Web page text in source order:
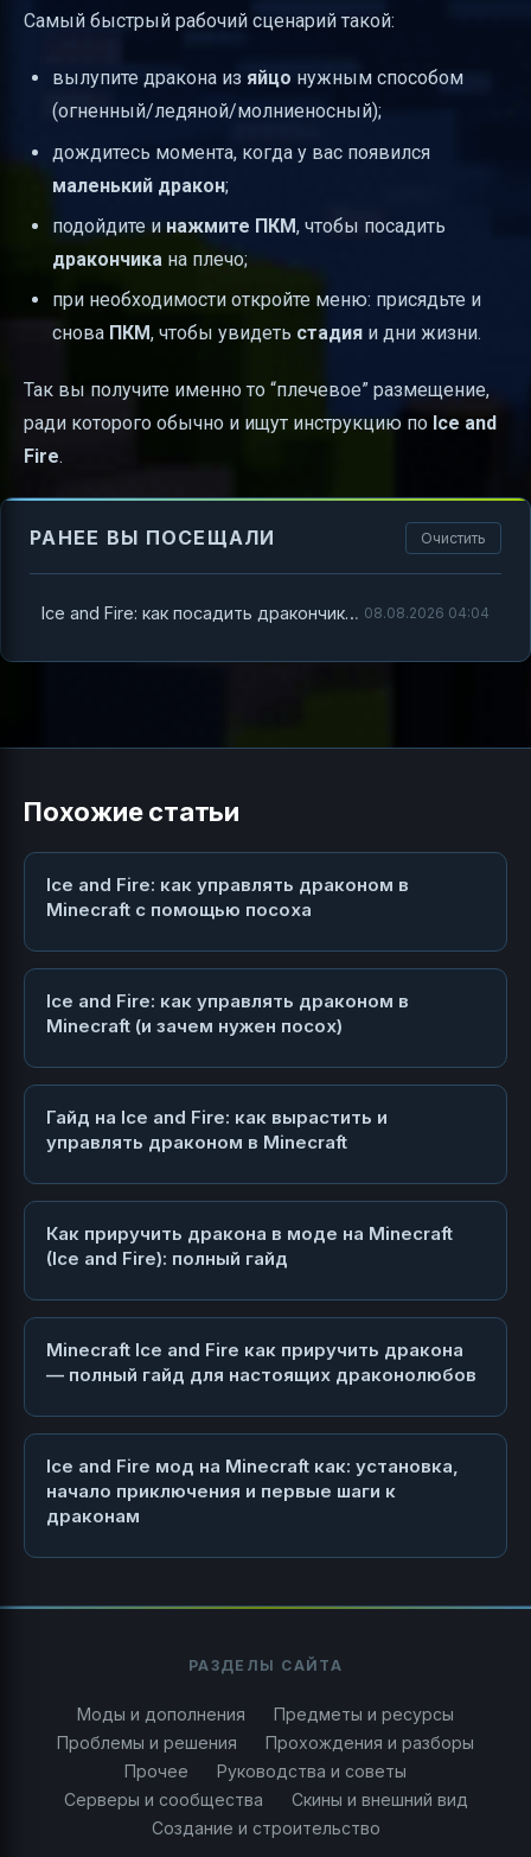
Самый быстрый рабочий сценарий такой:
вылупите дракона из яйцо нужным способом
(огненный/ледяной/молниеносный);
дождитесь момента, когда у вас появился
маленький дракон;
подойдите инажмите ПКМ, чтобы посадить
дракончика на плечо;
при необходимости откройте меню: присядьте и
снова ПКМ, чтобы увидеть стадия и дни жизни.
Так вы получите именно то “плечевое” размещение,
ради которого обычно и ищут инструкцию по Ice and
Fire.
РАНЕЕ ВЫ ПОСЕЩАЛИ Очистить
Ice and Fire: как посадить дракончиков на плечо в Minecraft 08.08.2026 04:04
Похожие статьи
Ice and Fire: как управлять драконом в
Minecraft с помощью посоха
Ice and Fire: как управлять драконом в
Minecraft (и зачем нужен посох)
Гайд на Ice and Fire: как вырастить и
управлять драконом в Minecraft
Как приручить дракона в моде на Minecraft
(Ice and Fire): полный гайд
Minecraft Ice and Fire как приручить дракона
— полный гайд для настоящих драконолюбов
Ice and Fire мод на Minecraft как: установка,
начало приключения и первые шаги к
драконам
РАЗДЕЛЫ САЙТА
Моды и дополнения
Предметы и ресурсы
Проблемы и решения
Прохождения и разборы
Прочее
Руководства и советы
Серверы и сообщества
Скины и внешний вид
Создание и строительство